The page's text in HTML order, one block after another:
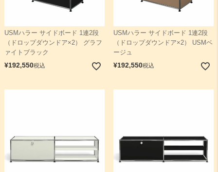
USMハラー サイドボード 1連2段
（ドロップダウンドア×2） グラフ
ァイトブラック
¥192,550税込
USMハラー サイドボード 1連2段
（ドロップダウンドア×2） USMベ
ージュ
¥192,550税込